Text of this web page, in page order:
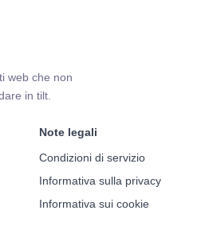
web che non
in tilt.
Note legali
Condizioni di servizio
Informativa sulla privacy
Informativa sui cookie